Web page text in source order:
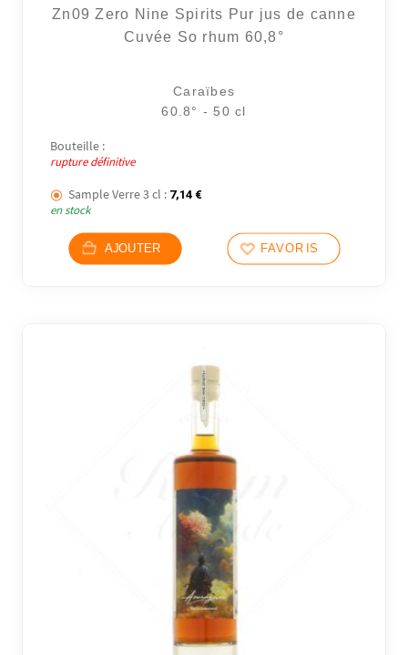
Zn09 Zero Nine Spirits Pur jus de canne
Cuvée So rhum 60,8°
Caraïbes
60.8° - 50 cl
Bouteille :
rupture définitive
Sample Verre 3 cl : 7,14 €
en stock
AJOUTER FAVORIS